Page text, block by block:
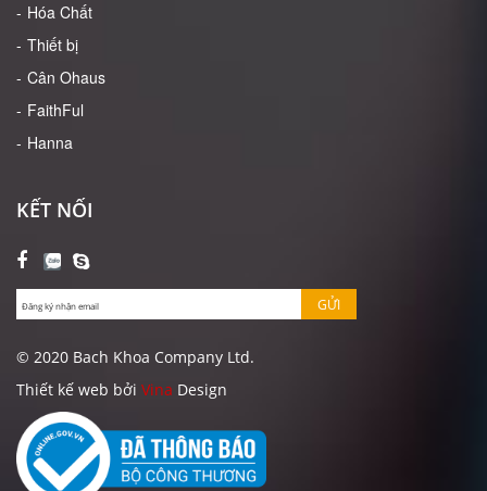
Hóa Chất
Thiết bị
Cân Ohaus
FaithFul
Hanna
KẾT NỐI
GỬI
© 2020 Bach Khoa Company Ltd.
Thiết kế web bởi Vina Design